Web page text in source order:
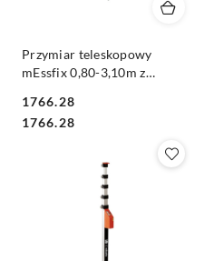
Przymiar teleskopowy
mEssfix 0,80-3,10m z
Cena:
1766.28
Cena:
1766.28